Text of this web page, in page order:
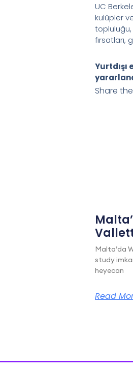
UC
kulüpler
topluluğu,
Yurtdışı
Share
Malta’da
study
heyecan
Read